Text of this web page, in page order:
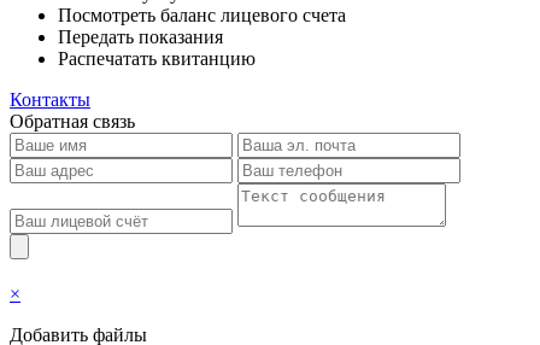
Посмотреть баланс лицевого счета
Передать показания
Распечатать квитанцию
Контакты
Обратная связь
×
Добавить файлы